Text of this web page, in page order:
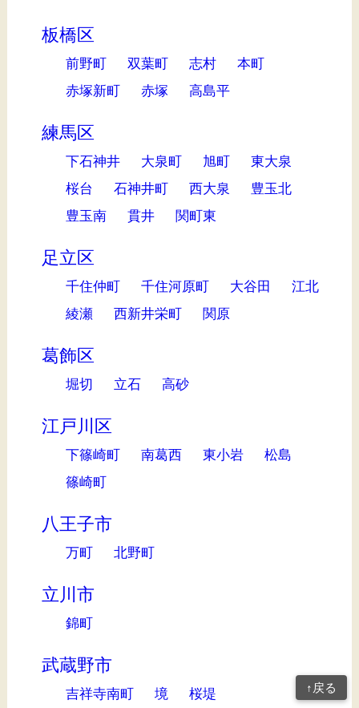
板橋区
前野町 双葉町 志村
本町
赤塚新町
赤塚 高島平
練馬区
下石神井 大泉町 旭町
東大泉
桜台
石神井町 西大泉
豊玉北
豊玉南
貫井 関町東
足立区
千住仲町 千住河原町 大谷田
江北
綾瀬
西新井栄町 関原
葛飾区
堀切 立石 高砂
江戸川区
下篠崎町 南葛西 東小岩
松島
篠崎町
八王子市
万町 北野町
立川市
錦町
武蔵野市
吉祥寺南町 境 桜堤 ↑戻る